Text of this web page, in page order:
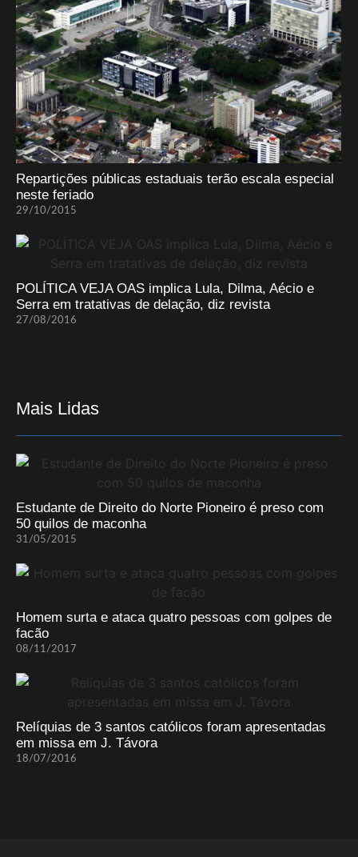
Repartições públicas estaduais terão escala especial
neste feriado
29/10/2015
POLÍTICA VEJA OAS implica Lula, Dilma, Aécio e
Serra em tratativas de delação, diz revista
27/08/2016
Mais Lidas
Estudante de Direito do Norte Pioneiro é preso com
50 quilos de maconha
31/05/2015
Homem surta e ataca quatro pessoas com golpes de
facão
08/11/2017
Relíquias de 3 santos católicos foram apresentadas
em missa em J. Távora
18/07/2016